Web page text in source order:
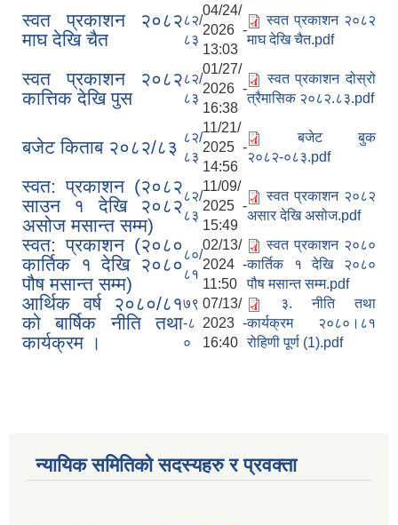
स्वत प्रकाशन २०८२
माघ देखि चैत
८२/
८३
04/24/
2026 -
13:03
स्वत प्रकाशन २०८२
माघ देखि चैत.pdf
स्वत प्रकाशन २०८२
कात्तिक देखि पुस
८२/
८३
01/27/
2026 -
16:38
स्वत प्रकाशन दोस्रो
त्रैमासिक २०८२.८३.pdf
बजेट किताब २०८२/८३ ८२/
८३
11/21/
2025 -
14:56
बजेट बुक
२०८२-०८३.pdf
स्वत: प्रकाशन (२०८२
साउन १ देखि २०८२
असोज मसान्त सम्म)
८२/
८३
11/09/
2025 -
15:49
स्वत प्रकाशन २०८२
असार देखि असोज.pdf
स्वत: प्रकाशन (२०८०
कार्तिक १ देखि २०८०
पौष मसान्त सम्म)
८०/
८१
02/13/
2024 -
11:50
स्वत प्रकाशन २०८०
कार्तिक १ देखि २०८०
पौष मसान्त सम्म.pdf
आर्थिक वर्ष २०८०/८१
को बार्षिक नीति तथा
कार्यक्रम ।
७९
-८
०
07/13/
2023 -
16:40
३. नीति तथा
कार्यक्रम २०८०।८१
रोहिणी पूर्ण (1).pdf
न्यायिक समितिको सदस्यहरु र प्रवक्ता